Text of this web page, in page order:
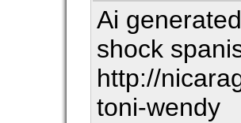
Ai
shock
http://
toni-wendy